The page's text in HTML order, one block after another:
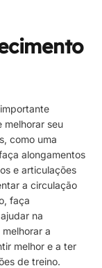
seu
como uma
alongamentos
e articulações
a circulação
faça
na
a
melhor e a ter
de treino.